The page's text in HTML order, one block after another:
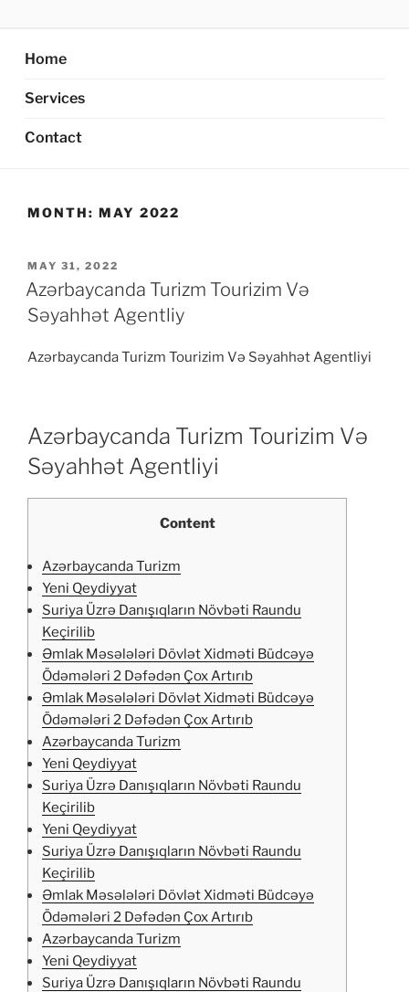
content
Home
Services
Contact
MONTH: MAY 2022
POSTED
ON
MAY 31, 2022
Azərbaycanda Turizm Tourizim Və
Səyahhət Agentliy
Azərbaycanda Turizm Tourizim Və Səyahhət Agentliyi
Azərbaycanda Turizm Tourizim Və
Səyahhət Agentliyi
Content
Azərbaycanda Turizm
Yeni Qeydiyyat
Suriya Üzrə Danışıqların Növbəti Raundu
Keçirilib
Əmlak Məsələləri Dövlət Xidməti Büdcəyə
Ödəmələri 2 Dəfədən Çox Artırıb
Əmlak Məsələləri Dövlət Xidməti Büdcəyə
Ödəmələri 2 Dəfədən Çox Artırıb
Azərbaycanda Turizm
Yeni Qeydiyyat
Suriya Üzrə Danışıqların Növbəti Raundu
Keçirilib
Yeni Qeydiyyat
Suriya Üzrə Danışıqların Növbəti Raundu
Keçirilib
Əmlak Məsələləri Dövlət Xidməti Büdcəyə
Ödəmələri 2 Dəfədən Çox Artırıb
Azərbaycanda Turizm
Yeni Qeydiyyat
Suriya Üzrə Danışıqların Növbəti Raundu